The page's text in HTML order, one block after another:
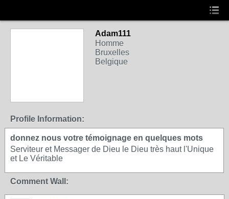
Adam111
Homme
Bruxelles
Belgique
Profile Information:
donnez nous votre témoignage en quelques mots
Serviteur et Messager de Dieu le Dieu très haut l'Unique
et Le Véritable
Comment Wall: